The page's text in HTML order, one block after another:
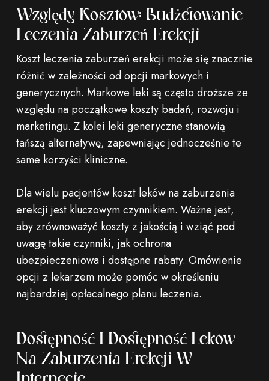
Względy Kosztów: Budżetowanie
Leczenia Zaburzeń Erekcji
Koszt leczenia zaburzeń erekcji może się znacznie
różnić w zależności od opcji markowych i
generycznych. Markowe leki są często droższe ze
względu na początkowe koszty badań, rozwoju i
marketingu. Z kolei leki generyczne stanowią
tańszą alternatywę, zapewniając jednocześnie te
same korzyści kliniczne.
Dla wielu pacjentów koszt leków na zaburzenia
erekcji jest kluczowym czynnikiem. Ważne jest,
aby zrównoważyć koszty z jakością i wziąć pod
uwagę takie czynniki, jak ochrona
ubezpieczeniowa i dostępne rabaty. Omówienie
opcji z lekarzem może pomóc w określeniu
najbardziej opłacalnego planu leczenia.
Dostępność I Dostępność Leków
Na Zaburzenia Erekcji W